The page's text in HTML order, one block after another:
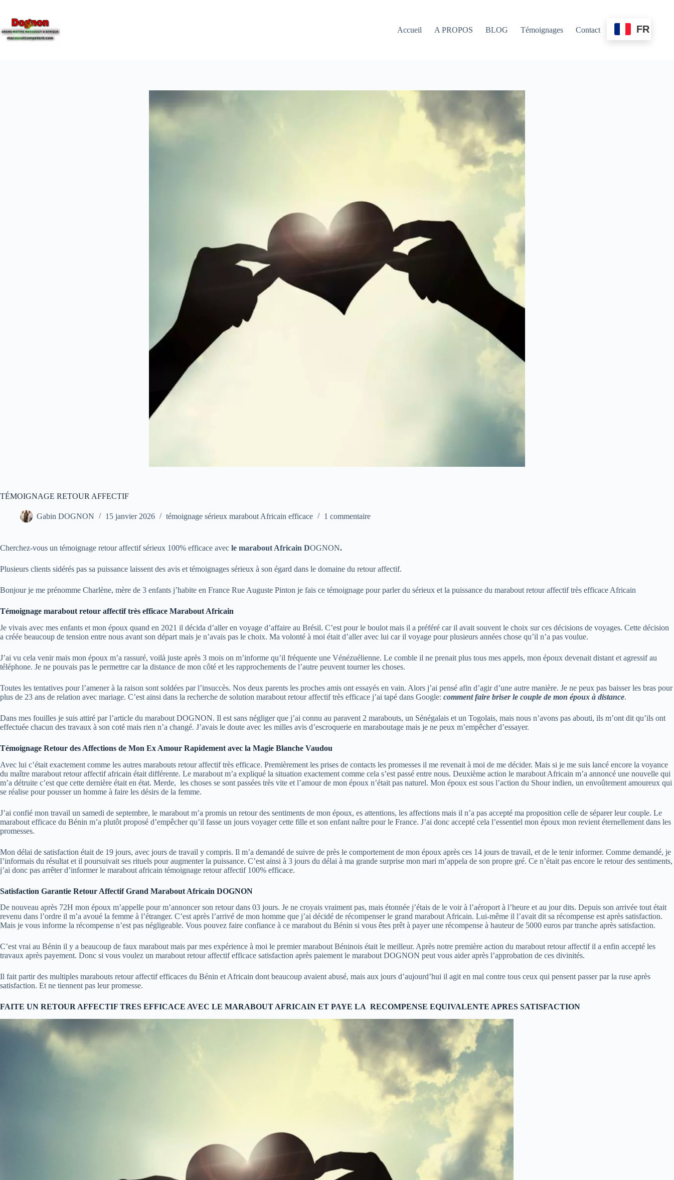
Accueil A PROPOS BLOG Témoignages Contact FR
TÉMOIGNAGE RETOUR AFFECTIF
Gabin DOGNON 15 janvier 2026 témoignage sérieux marabout Africain efficace 1 commentaire
Cherchez-vous un témoignage retour affectif sérieux 100% efficace avec le marabout Africain DOGNON.
Plusieurs clients sidérés pas sa puissance laissent des avis et témoignages sérieux à son égard dans le domaine du retour affectif.
Bonjour je me prénomme Charlène, mère de 3 enfants j’habite en France Rue Auguste Pinton je fais ce témoignage pour parler du sérieux et la puissance du marabout retour affectif très efficace Africain
Témoignage marabout retour affectif très efficace Marabout Africain
Je vivais avec mes enfants et mon époux quand en 2021 il décida d’aller en voyage d’affaire au Brésil. C’est pour le boulot mais il a préféré car il avait souvent le choix sur ces décisions de voyages. Cette décision
a créée beaucoup de tension entre nous avant son départ mais je n’avais pas le choix. Ma volonté à moi était d’aller avec lui car il voyage pour plusieurs années chose qu’il n’a pas voulue.
J’ai vu cela venir mais mon époux m’a rassuré, voilà juste après 3 mois on m’informe qu’il fréquente une Vénézuélienne. Le comble il ne prenait plus tous mes appels, mon époux devenait distant et agressif au
téléphone. Je ne pouvais pas le permettre car la distance de mon côté et les rapprochements de l’autre peuvent tourner les choses.
Toutes les tentatives pour l’amener à la raison sont soldées par l’insuccès. Nos deux parents les proches amis ont essayés en vain. Alors j’ai pensé afin d’agir d’une autre manière. Je ne peux pas baisser les bras pour
plus de 23 ans de relation avec mariage. C’est ainsi dans la recherche de solution marabout retour affectif très efficace j’ai tapé dans Google: comment faire briser le couple de mon époux à distance.
Dans mes fouilles je suis attiré par l’article du marabout DOGNON. Il est sans négliger que j’ai connu au paravent 2 marabouts, un Sénégalais et un Togolais, mais nous n’avons pas abouti, ils m’ont dit qu’ils ont
effectuée chacun des travaux à son coté mais rien n’a changé. J’avais le doute avec les milles avis d’escroquerie en maraboutage mais je ne peux m’empêcher d’essayer.
Témoignage Retour des Affections de Mon Ex Amour Rapidement avec la Magie Blanche Vaudou
Avec lui c’était exactement comme les autres marabouts retour affectif très efficace. Premièrement les prises de contacts les promesses il me revenait à moi de me décider. Mais si je me suis lancé encore la voyance
du maître marabout retour affectif africain était différente. Le marabout m’a expliqué la situation exactement comme cela s’est passé entre nous. Deuxième action le marabout Africain m’a annoncé une nouvelle qui
m’a détruite c’est que cette dernière était en état. Merde, les choses se sont passées très vite et l’amour de mon époux n’était pas naturel. Mon époux est sous l’action du Shour indien, un envoûtement amoureux qui
se réalise pour pousser un homme à faire les désirs de la femme.
J’ai confié mon travail un samedi de septembre, le marabout m’a promis un retour des sentiments de mon époux, es attentions, les affections mais il n’a pas accepté ma proposition celle de séparer leur couple. Le
marabout efficace du Bénin m’a plutôt proposé d’empêcher qu’il fasse un jours voyager cette fille et son enfant naître pour le France. J’ai donc accepté cela l’essentiel mon époux mon revient éternellement dans les
promesses.
Mon délai de satisfaction était de 19 jours, avec jours de travail y compris. Il m’a demandé de suivre de près le comportement de mon époux après ces 14 jours de travail, et de le tenir informer. Comme demandé, je
l’informais du résultat et il poursuivait ses rituels pour augmenter la puissance. C’est ainsi à 3 jours du délai à ma grande surprise mon mari m’appela de son propre gré. Ce n’était pas encore le retour des sentiments,
j’ai donc pas arrêter d’informer le marabout africain témoignage retour affectif 100% efficace.
Satisfaction Garantie Retour Affectif Grand Marabout Africain DOGNON
De nouveau après 72H mon époux m’appelle pour m’annoncer son retour dans 03 jours. Je ne croyais vraiment pas, mais étonnée j’étais de le voir à l’aéroport à l’heure et au jour dits. Depuis son arrivée tout était
revenu dans l’ordre il m’a avoué la femme à l’étranger. C’est après l’arrivé de mon homme que j’ai décidé de récompenser le grand marabout Africain. Lui-même il l’avait dit sa récompense est après satisfaction.
Mais je vous informe la récompense n’est pas négligeable. Vous pouvez faire confiance à ce marabout du Bénin si vous êtes prêt à payer une récompense à hauteur de 5000 euros par tranche après satisfaction.
C’est vrai au Bénin il y a beaucoup de faux marabout mais par mes expérience à moi le premier marabout Béninois était le meilleur. Après notre première action du marabout retour affectif il a enfin accepté les
travaux après payement. Donc si vous voulez un marabout retour affectif efficace satisfaction après paiement le marabout DOGNON peut vous aider après l’approbation de ces divinités.
Il fait partir des multiples marabouts retour affectif efficaces du Bénin et Africain dont beaucoup avaient abusé, mais aux jours d’aujourd’hui il agit en mal contre tous ceux qui pensent passer par la ruse après
satisfaction. Et ne tiennent pas leur promesse.
FAITE UN RETOUR AFFECTIF TRES EFFICACE AVEC LE MARABOUT AFRICAIN ET PAYE LA RECOMPENSE EQUIVALENTE APRES SATISFACTION